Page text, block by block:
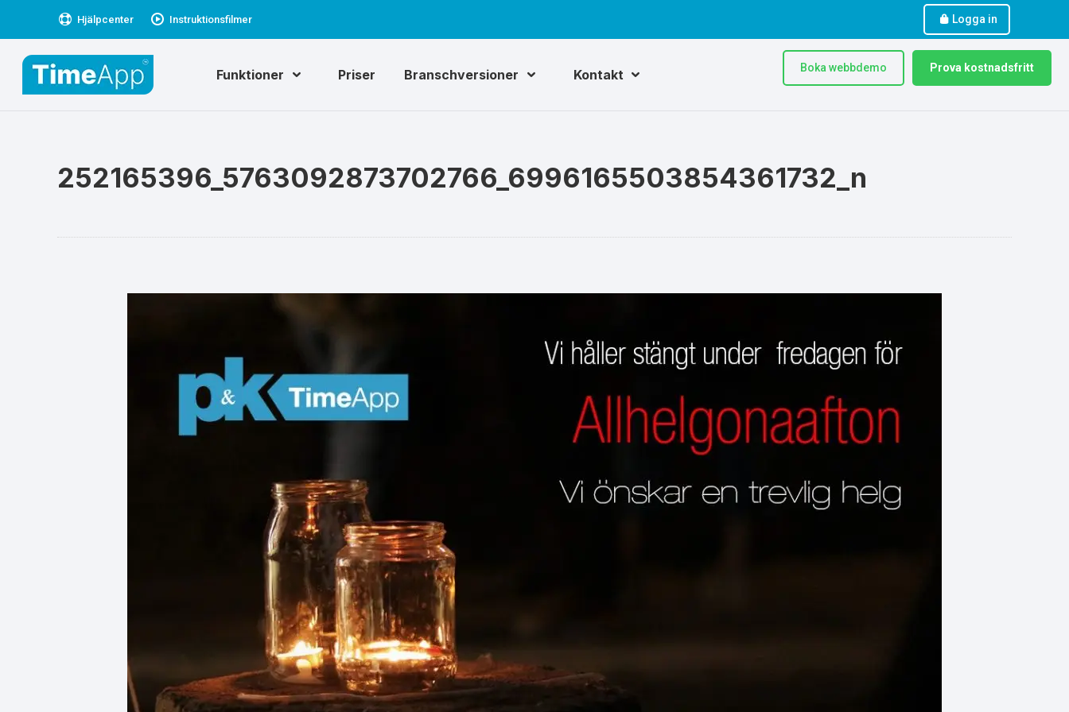
Hjälpcenter Instruktionsfilmer Logga in
Funktioner Priser Branschversioner Kontakt Boka webbdemo Prova kostnadsfritt
252165396_5763092873702766_6996165503854361732_n